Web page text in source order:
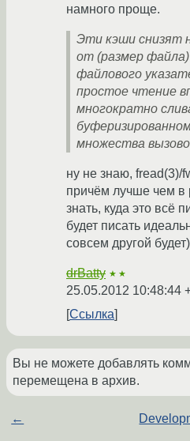
намного проще.
Эти кэши снизят
от (размер
файлового
простое чтение
многократно
множества
ну не знаю, fread(3)/
причём лучше чем в
знать, куда это всё
будет писать
совсем другой будет)
drBatty ★★
25.05.2012 10:48:44
Ссылка
Вы не можете добавлять
перемещена в архив.
←